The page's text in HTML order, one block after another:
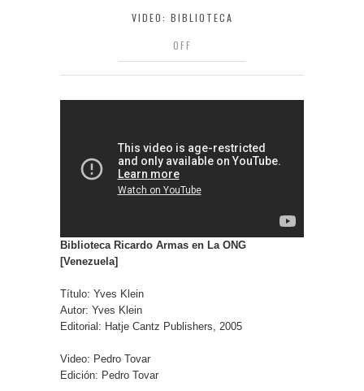
VIDEO: BIBLIOTECA
OFF
Biblioteca Ricardo Armas en La ONG
[Venezuela]
Título: Yves Klein
Autor: Yves Klein
Editorial: Hatje Cantz Publishers, 2005
Video: Pedro Tovar
Edición: Pedro Tovar